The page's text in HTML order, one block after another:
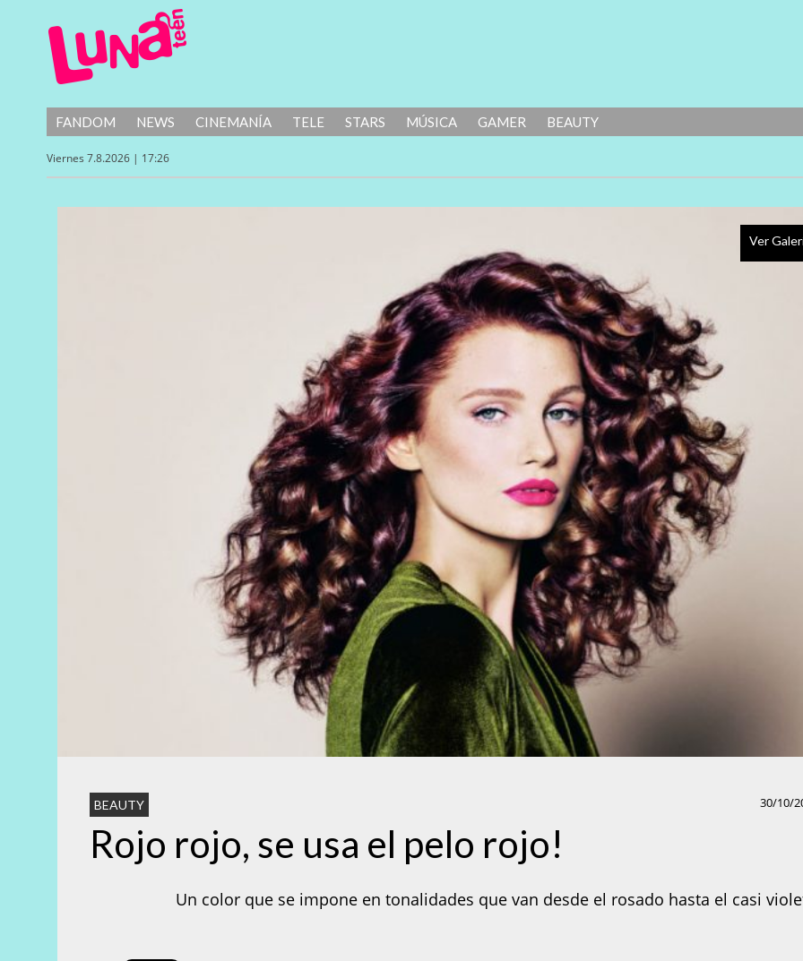
FANDOM NEWS CINEMANÍA TELE STARS MÚSICA GAMER BEAUTY
Viernes 7.8.2026 | 17:26
Ver
30/10/
BEAUTY
Rojo rojo, se usa el pelo rojo!
Un color que se impone en tonalidades que van desde el rosado hasta el casi